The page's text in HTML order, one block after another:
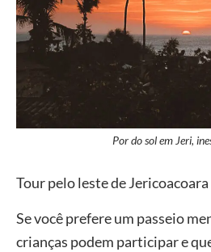
Por do sol em Jeri,
Tour pelo leste de Jericoacoara
Se você prefere um passeio
crianças podem participar e